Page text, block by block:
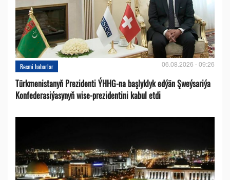
Resmi habarlar 06.08.2026 - 09:26
Türkmenistanyň Prezidenti ÝHHG-na başlyklyk edýän Şweýsariýa
Konfederasiýasynyň wise-prezidentini kabul etdi